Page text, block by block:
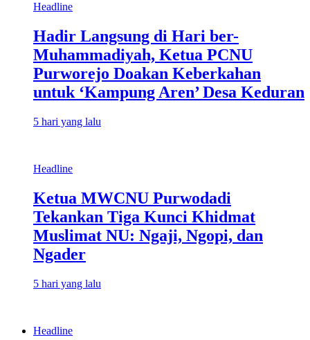
Headline
Hadir Langsung di Hari ber-
Muhammadiyah, Ketua PCNU
Purworejo Doakan Keberkahan
untuk ‘Kampung Aren’ Desa Keduran
5 hari yang lalu
Headline
Ketua MWCNU Purwodadi
Tekankan Tiga Kunci Khidmat
Muslimat NU: Ngaji, Ngopi, dan
Ngader
5 hari yang lalu
Headline